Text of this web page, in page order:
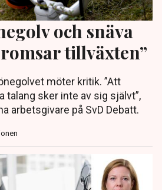
och snäva
tillväxten”
möter kritik. ”Att
talang sker inte av sig självt”,
arbetsgivare på SvD Debatt.